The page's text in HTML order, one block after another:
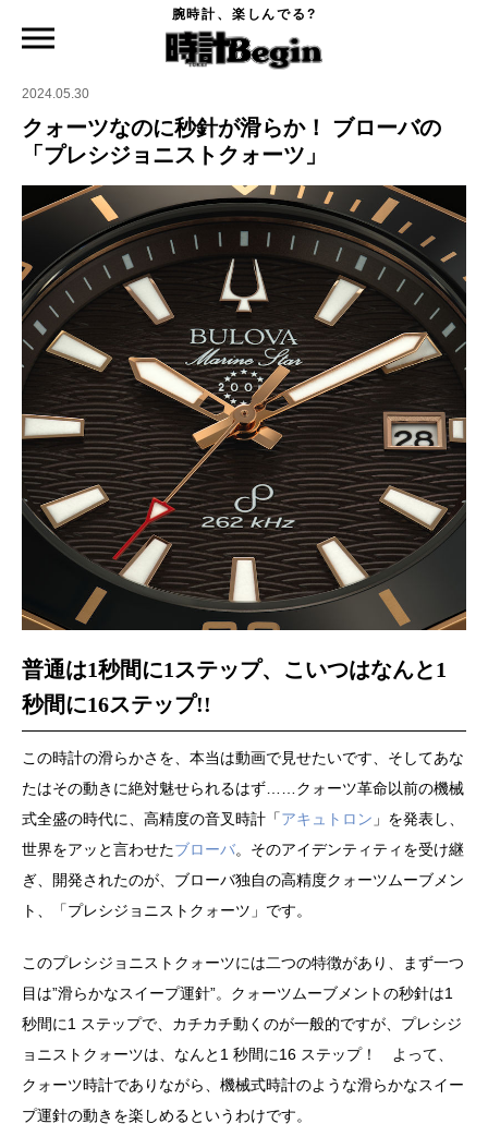
腕時計、楽しんでる?
クォーツなのに秒針が滑らか！ ブローバの「プレシジョニストクォーツ」
2024.05.30
クォーツなのに秒針が滑らか！ ブローバの
「プレシジョニストクォーツ」
普通は1秒間に1ステップ、こいつはなんと1
秒間に16ステップ!!
この時計の滑らかさを、本当は動画で見せたいです、そしてあな
たはその動きに絶対魅せられるはず……クォーツ革命以前の機械
式全盛の時代に、高精度の音叉時計「アキュトロン 」を発表し、
世界をアッと言わせたブローバ。そのアイデンティティを受け継
ぎ、開発されたのが、ブローバ独自の高精度クォーツムーブメン
ト、「プレシジョニストクォーツ」です。
このプレシジョニストクォーツには二つの特徴があり、まず一つ
目は”滑らかなスイープ運針”。クォーツムーブメントの秒針は1
秒間に1 ステップで、カチカチ動くのが一般的ですが、プレシジ
ョニストクォーツは、なんと1 秒間に16 ステップ！ よって、
クォーツ時計でありながら、機械式時計のような滑らかなスイー
プ運針の動きを楽しめるというわけです。